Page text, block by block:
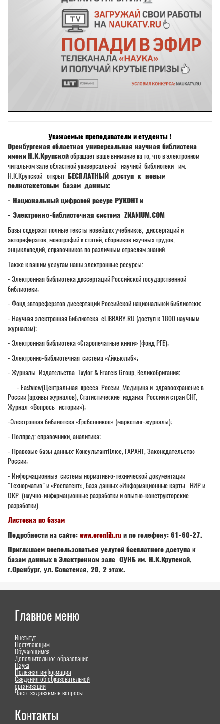
Уважаемые преподаватели и студенты !
Оренбургская областная универсальная научная библиотека
имени Н.К.Крупскойобращает ваше внимание на то, что в электронном
читальном зале областной универсальной научной библиотеки им.
Н.К.Крупской открыт БЕСПЛАТНЫЙ доступ к новым
полнотекстовым базам данных:
- Национальный цифровой ресурс РУКОНТ и
- Электронно-библиотечная система ZNANIUM.COM
Базы содержат полные тексты новейших учебников, диссертаций и
авторефератов, монографий и статей, сборников научных трудов,
энциклопедий, справочников по различным отраслям знаний.
Также к вашим услугам наши электронные ресурсы:
- Электронная библиотека диссертаций Российской государственной
библиотеки;
- Фонд авторефератов диссертаций Российской национальной библиотеки;
- Научная электронная библиотека eLIBRARY.RU (доступ к 1800 научным
журналам);
- Электронная библиотека «Старопечатные книги» (фонд РГБ);
- Электронно-библиотечная система «Айкьюлиб»;
- Журналы Издательства Taylor & Francis Group, Великобритания;
- Eastview(Центральная пресса России, Медицина и здравоохранение в
России (архивы журналов), Статистические издания России и стран СНГ,
Журнал «Вопросы истории»);
-Электронная библиотека «Гребенников» (маркетинг-журналы);
- Полпред: справочники, аналитика;
- Правовые базы данных: КонсультантПлюс, ГАРАНТ, Законодательство
России;
- Информационные системы нормативно-технической документации
"Технорматив" и «Роспатент», база данных «Информационные карты НИР и
ОКР (научно-информационные разработки и опытно-конструкторские
разработки).
Листовка по базам
Подробности на сайте: www.orenlib.ru и по телефону: 61-60-27.
Приглашаем воспользоваться услугой бесплатного доступа к
базам данных в Электронном зале ОУНБ им. Н.К.Крупской,
г.Оренбург, ул. Советская, 20, 2 этаж.
Главное меню
Институт
Поступающим
Обучающимся
Дополнительное образование
Наука
Полезная информация
Сведения об образовательной
организации
Часто задаваемые вопросы
Контакты